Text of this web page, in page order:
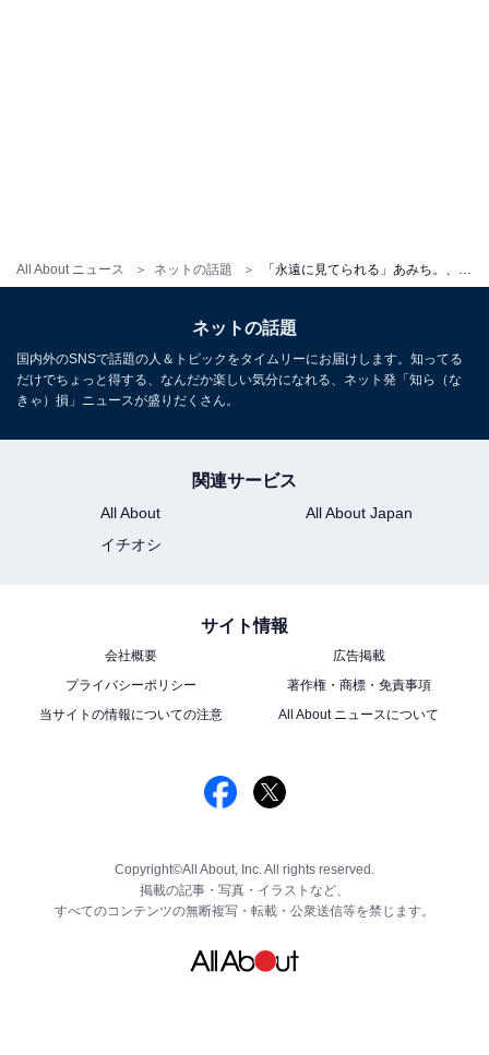
All About ニュース ネットの話題
ネットの話題
国内外のSNSで話題の人＆トピックをタイムリーにお届けします。知ってる
だけでちょっと得する、なんだか楽しい気分になれる、ネット発「知ら（な
きゃ）損」ニュースが盛りだくさん。
関連サービス
All About
All About Japan
イチオシ
サイト情報
会社概要
広告掲載
プライバシーポリシー
著作権・商標・免責事項
当サイトの情報についての注意
All About ニュースについて
Copyright©All About, Inc. All rights reserved.
掲載の記事・写真・イラストなど、
すべてのコンテンツの無断複写・転載・公衆送信等を禁じます。